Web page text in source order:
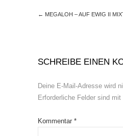
← MEGALOH – AUF EWIG II
SCHREIBE EINEN
Deine E-Mail-Adresse wird
Erforderliche Felder sind mit
Kommentar *